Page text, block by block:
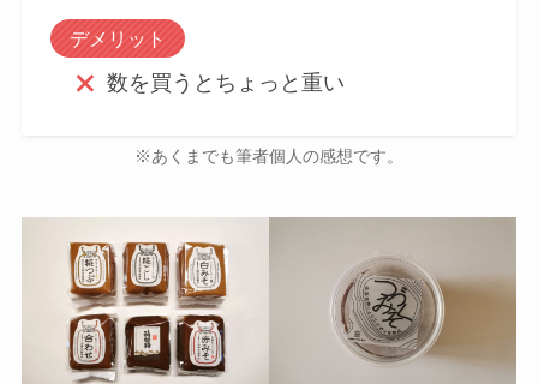
デメリット
数を買うとちょっと重い
※あくまでも筆者個人の感想です。